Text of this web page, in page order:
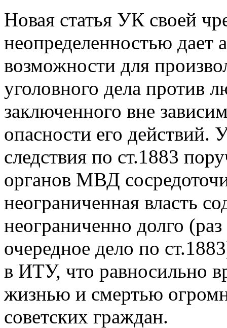
Новая статья УК своей
неопределенностью
возможности для
уголовного дела против
заключенного вне
опасности его действий.
следствия по ст.1883
органов МВД
неограниченная власть
неограниченно долго
очередное дело по
в ИТУ, что равносильно
жизнью и смертью
советских граждан.